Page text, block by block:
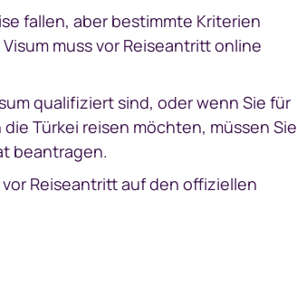
fallen, aber bestimmte Kriterien
muss vor Reiseantritt online
qualifiziert sind, oder wenn Sie für
Türkei reisen möchten, müssen Sie
beantragen.
Reiseantritt auf den offiziellen